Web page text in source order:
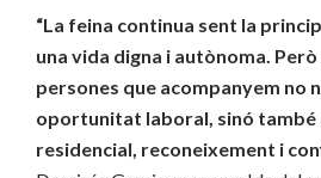
“La feina continua sent la
una vida digna i autònoma.
persones que acompanyem no
oportunitat laboral, sinó
residencial, reconeixement i